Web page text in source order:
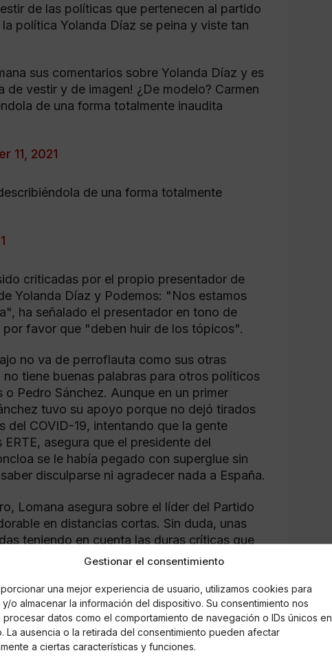
Gestionar el consentimiento
una mejor experiencia de usuario, utilizamos cookies para
o almacenar la información del dispositivo. Su consentimiento nos
procesar datos como el comportamiento de navegación o IDs únicos en
La ausencia o la retirada del consentimiento pueden afectar
a ciertas características y funciones.
de las políticas que pertenecen al partido
política Yolanda Díaz se peina y viste tan
sus comentarios sobre Yolanda Díaz y es
vestir y de imagen! ¿De modelo? Carmen
de una forma totalmente inaudita
11, 2021
de una forma totalmente
criticadas por el propio presentador de
Yolanda Díaz y Podemos: "Nos estamos
ha señalado el presentador en tono de
favor que "deben huir de los tópicos".
no va de perroflauta como sus otras
tiene buenas palabras para otros políticos
Pedro Sánchez. Aunque en un primer
tuvo su apoyo porque no dejó tirados
del COVID-19, intentando que la gente
asegura que el presidente del
se le había pegado con superglue sin
disculparse ni agradecer nada a España.
Lomana asegura sobre el líder del Partido
en distancias cortas. Sin duda, unas
teniendo en cuenta las duras críticas que
Unidas Podemos. Era el pasado mes
contra Pablo Iglesias y el estilo de
de lso rumores de separación entre los
“Parece ser que sí, que prácticamente
"a Irene Montero no le interesa mucho